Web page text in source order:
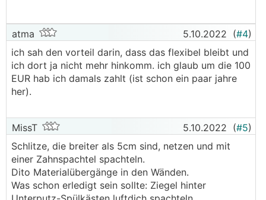
atma 5.10.2022 (#4)
ich sah den vorteil darin, dass das flexibel bleibt und
ich dort ja nicht mehr hinkomm. ich glaub um die 100
EUR hab ich damals zahlt (ist schon ein paar jahre
her).
MissT 5.10.2022 (#5)
Schlitze, die breiter als 5cm sind, netzen und mit
einer Zahnspachtel spachteln.
Dito Materialübergänge in den Wänden.
Was schon erledigt sein sollte: Ziegel hinter